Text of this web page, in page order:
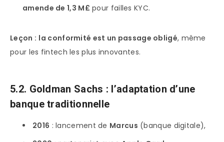
amende de 1,3 M£ pour failles KYC.
Leçon : la conformité est un passage obligé, même
pour les fintech les plus innovantes.
5.2. Goldman Sachs : l’adaptation d’une
banque traditionnelle
2016 : lancement de Marcus (banque digitale),